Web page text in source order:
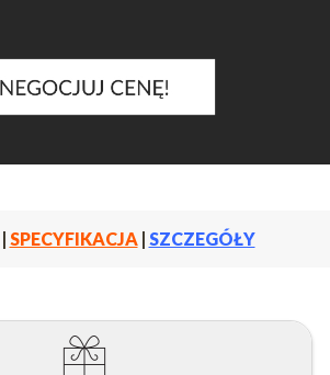
SPECYFIKACJA| SZCZEGÓŁY